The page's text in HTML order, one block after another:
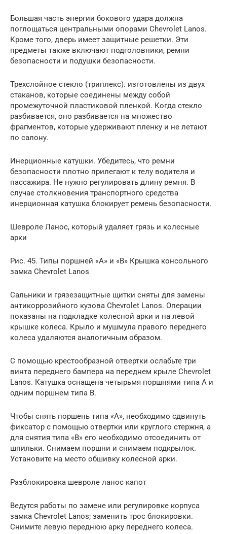
Большая часть энергии бокового удара должна
поглощаться центральными опорами Chevrolet Lanos.
Кроме того, дверь имеет защитные решетки. Эти
предметы также включают подголовники, ремни
безопасности и подушки безопасности.
Трехслойное стекло (триплекс). изготовлены из двух
стаканов, которые соединены между собой
промежуточной пластиковой пленкой. Когда стекло
разбивается, оно разбивается на множество
фрагментов, которые удерживают пленку и не летают
по салону.
Инерционные катушки. Убедитесь, что ремни
безопасности плотно прилегают к телу водителя и
пассажира. Не нужно регулировать длину ремня. В
случае столкновения транспортного средства
инерционная катушка блокирует ремень безопасности.
Шевроле Ланос, который удаляет грязь и колесные
арки
Рис. 45. Типы поршней «А» и «В» Крышка консольного
замка Chevrolet Lanos
Сальники и грязезащитные щитки сняты для замены
антикоррозийного кузова Chevrolet Lanos. Операции
показаны на подкладке колесной арки и на левой
крышке колеса. Крыло и мушмула правого переднего
колеса удаляются аналогичным образом.
С помощью крестообразной отвертки ослабьте три
винта переднего бампера на переднем крыле Chevrolet
Lanos. Катушка оснащена четырьмя поршнями типа A и
одним поршнем типа B.
Чтобы снять поршень типа «А», необходимо сдвинуть
фиксатор с помощью отвертки или круглого стержня, а
для снятия типа «В» его необходимо отсоединить от
шпильки. Снимаем поршни и снимаем подкрылок.
Установите на место обшивку колесной арки.
Разблокировка шевроле ланос капот
Ведутся работы по замене или регулировке корпуса
замка Chevrolet Lanos; заменить трос блокировки.
Снимите левую переднюю арку переднего колеса.